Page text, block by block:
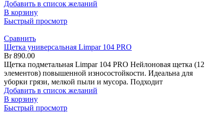
Добавить в список желаний
В корзину
Быстрый просмотр
Сравнить
Щетка универсальная Limpar 104 PRO
Br890.00
Щетка подметальная Limpar 104 PRO Нейлоновая щетка (12
элементов) повышенной износостойкости. Идеальна для
уборки грязи, мелкой пыли и мусора. Подходит
Добавить в список желаний
В корзину
Быстрый просмотр